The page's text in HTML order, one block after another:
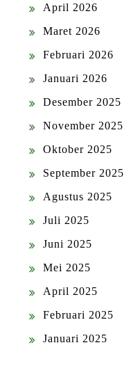
April 2026
Maret 2026
Februari 2026
Januari 2026
Desember 2025
November 2025
Oktober 2025
September 2025
Agustus 2025
Juli 2025
Juni 2025
Mei 2025
April 2025
Februari 2025
Januari 2025